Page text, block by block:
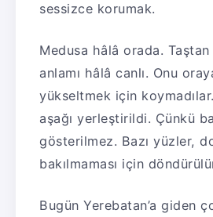
sessizce korumak.
Medusa hâlâ orada. Taştan
anlamı hâlâ canlı. Onu
yükseltmek için
aşağı yerleştirildi. Çünkü
gösterilmez. Bazı yüzler,
bakılmaması için
Bugün Yerebatan’a giden